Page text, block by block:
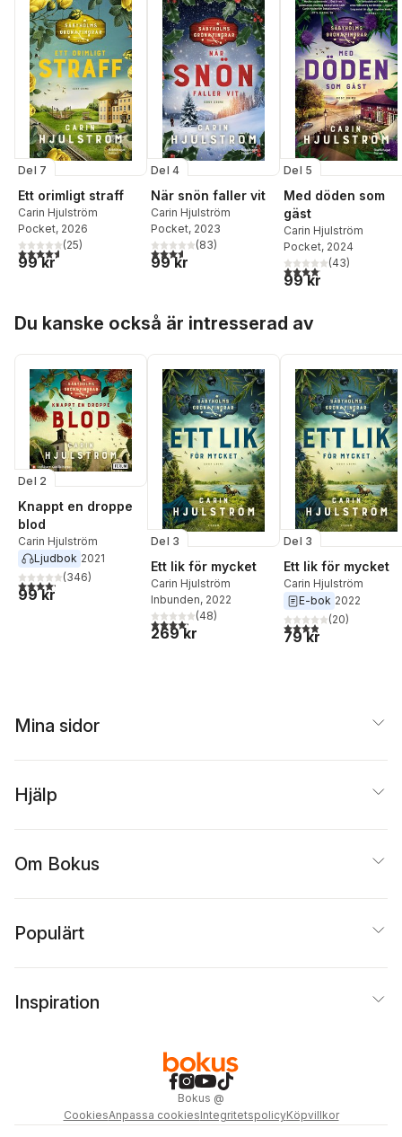
Del 7
Ett orimligt straff
Carin Hjulström
Pocket, 2026
4,6utav 5 stjärnor. Totalt antal röster:
(25)
99 kr
Del 4
När snön faller vit
Carin Hjulström
Pocket, 2023
3,6utav 5 stjärnor. Totalt antal röster:
(83)
99 kr
Del 5
Med döden som
gäst
Carin Hjulström
Pocket, 2024
4,1utav 5 stjärnor.
(43)
99 kr
Du kanske också är intresserad av
Del 2
Knappt en droppe
blod
Carin Hjulström
Ljudbok 2021
4,2utav 5 stjärnor. Totalt antal röster:
(346)
99 kr
Del 3
Ett lik för mycket
Carin Hjulström
Inbunden, 2022
4,2utav 5 stjärnor. Totalt antal röster:
(48)
269 kr
Del 3
Ett lik för mycket
Carin Hjulström
E-bok 2022
3,9utav 5 stjärnor.
(20)
79 kr
Mina sidor
Hjälp
Om Bokus
Populärt
Inspiration
Bokus @
CookiesAnpassa cookiesIntegritetspolicyKöpvillkor